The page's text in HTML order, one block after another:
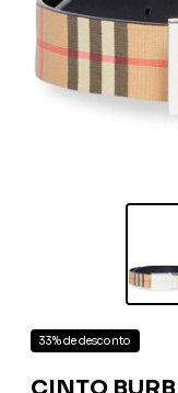
33% de desconto